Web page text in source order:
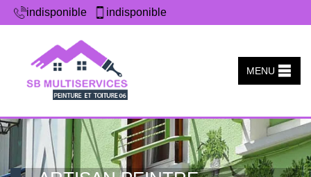
indisponible indisponible
MENU